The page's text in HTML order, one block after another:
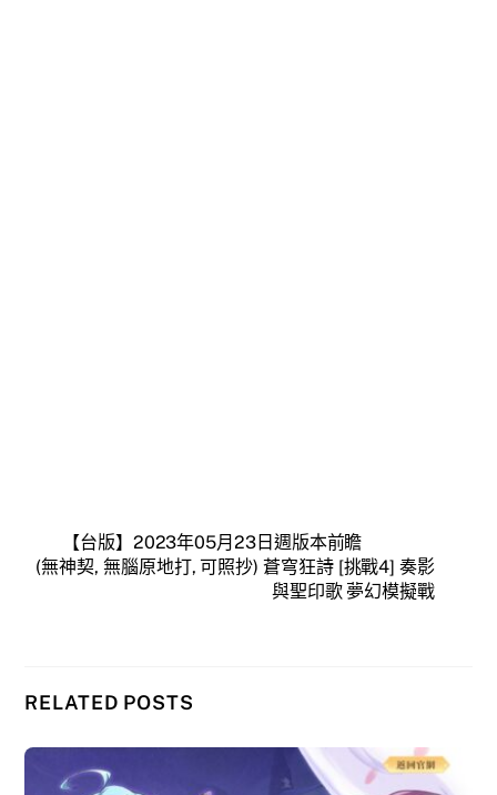
【台版】2023年05月23日週版本前瞻
(無神契, 無腦原地打, 可照抄) 蒼穹狂詩 [挑戰4] 奏影
與聖印歌 夢幻模擬戰
RELATED POSTS